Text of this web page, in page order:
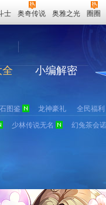
士 奥奇传说 奥雅之光 圈圈
小编解密
图鉴 龙神豪礼
全民福利
少林传说无名 幻兔茶会